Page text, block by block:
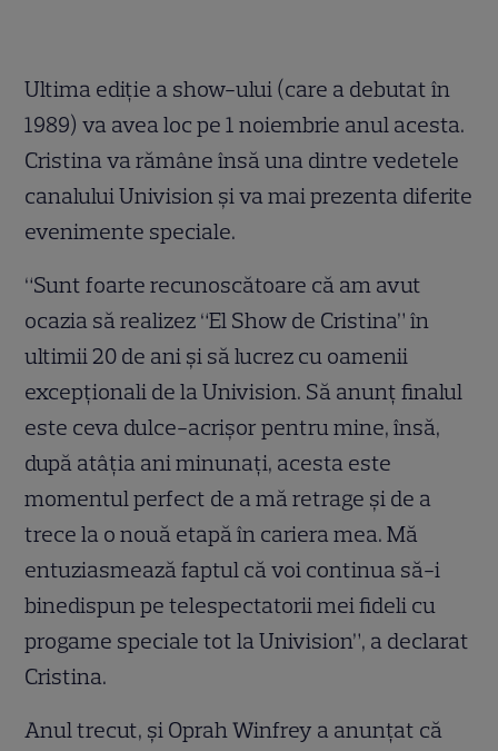
Ultima ediţie a show-ului (care a debutat în
1989) va avea loc pe 1 noiembrie anul acesta.
Cristina va rămâne însă una dintre vedetele
canalului Univision şi va mai prezenta diferite
evenimente speciale.
“Sunt foarte recunoscătoare că am avut
ocazia să realizez “El Show de Cristina” în
ultimii 20 de ani şi să lucrez cu oamenii
excepţionali de la Univision. Să anunţ finalul
este ceva dulce-acrişor pentru mine, însă,
după atâţia ani minunaţi, acesta este
momentul perfect de a mă retrage şi de a
trece la o nouă etapă în cariera mea. Mă
entuziasmează faptul că voi continua să-i
binedispun pe telespectatorii mei fideli cu
progame speciale tot la Univision”, a declarat
Cristina.
Anul trecut, şi Oprah Winfrey a anunţat că